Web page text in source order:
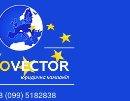
(099) 5182838